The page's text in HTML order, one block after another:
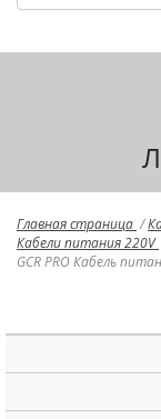
Главная страница /
Кабели питания 220V
GCR PRO Кабель